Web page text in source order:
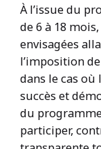
À l’issue du
de 6 à 18
envisagées
l’imposition
dans le cas où
succès et
du
participer,